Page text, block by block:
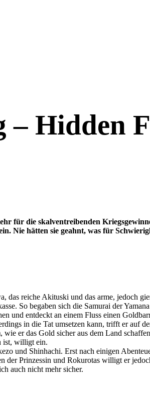
– Hidden
die skalventreibenden
Nie hätten sie geahnt, was für
das reiche Akituski und das arme, jedoch
So begaben sich die Samurai der
und entdeckt an einem Fluss einen
in die Tat umsetzen kann, trifft er auf
er das Gold sicher aus dem Land
ist, willigt ein.
und Shinhachi. Erst nach einigen
Prinzessin und Rokurotas willigt er
auch nicht mehr sicher.